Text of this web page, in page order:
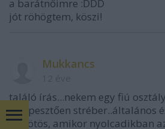
a barátnőimre :DDD
jót röhögtem, köszi!
Mukkancs
találó írás...nekem egy fiú
elképesztően stréber..általános
színötös, amikor nyolcadikban